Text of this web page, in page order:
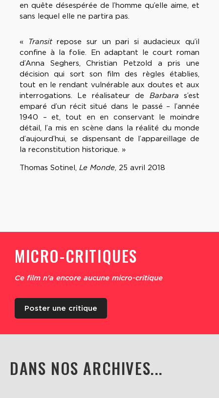
en quête désespérée de l’homme qu’elle aime, et
sans lequel elle ne partira pas.
« Transitrepose sur un pari si audacieux qu’il
confine à la folie. En adaptant le court roman
d’Anna Seghers, Christian Petzold a pris une
décision qui sort son film des règles établies,
tout en le rendant vulnérable aux doutes et aux
interrogations. Le réalisateur de Barbaras’est
emparé d’un récit situé dans le passé – l’année
1940 – et, tout en en conservant le moindre
détail, l’a mis en scène dans la réalité du monde
d’aujourd’hui, se dispensant de l’appareillage de
la reconstitution historique. »
Thomas Sotinel, Le Monde, 25 avril 2018
MICRO-CRITIQUES
Ce film n'a encore aucune micro-critique
Poster une critique
DANS NOS ARCHIVES...